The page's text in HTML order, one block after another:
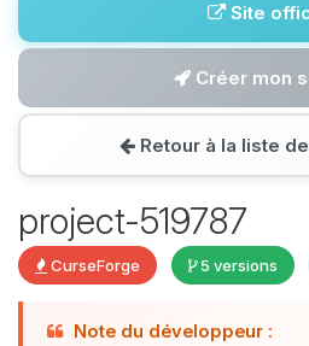
Site
Créer mon
Retour à la liste
project-519787
CurseForge 5 versions
Note du développeur :
Youpi, enfin
assistant BoxToPlay.
tu as besoin et je
petits circuits pour